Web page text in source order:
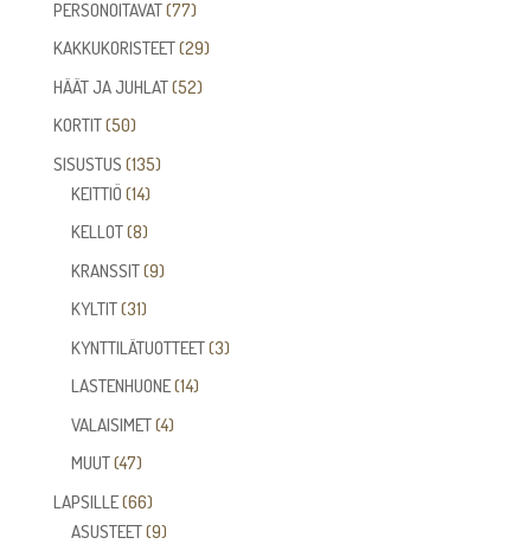
PERSONOITAVAT 7777
tuotetta
KAKKUKORISTEET 2929
HÄÄT JA JUHLAT 5252
KORTIT 5050
tuotetta
SISUSTUS 135135
KEITTIÖ 1414
tuotetta
KELLOT 88
tuotetta
KRANSSIT 99
KYLTIT 3131
tuotetta
KYNTTILÄTUOTTEET 33
LASTENHUONE 1414
VALAISIMET 44
MUUT 4747
tuotetta
LAPSILLE 6666
tuotetta
ASUSTEET 99